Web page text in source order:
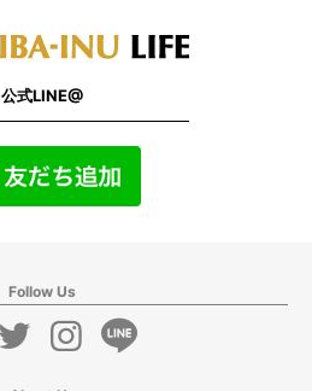
公式LINE@
Follow Us